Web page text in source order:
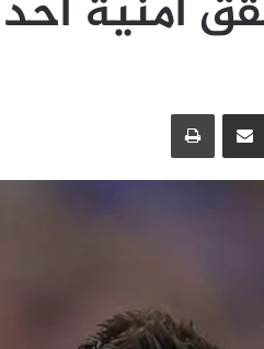
أمنية أحد
مشاركة عبر البريد طباعة